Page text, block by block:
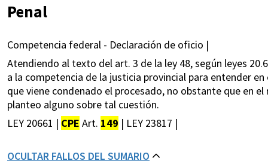
Penal
Competencia federal - Declaración de oficio |
Atendiendo al texto del art. 3 de la ley 48, según leyes
a la competencia de la justicia provincial para entender
que viene condenado el procesado, no obstante que en
planteo alguno sobre tal cuestión.
LEY 20661 | CPE Art. 149 | LEY 23817 |
OCULTAR FALLOS DEL SUMARIO